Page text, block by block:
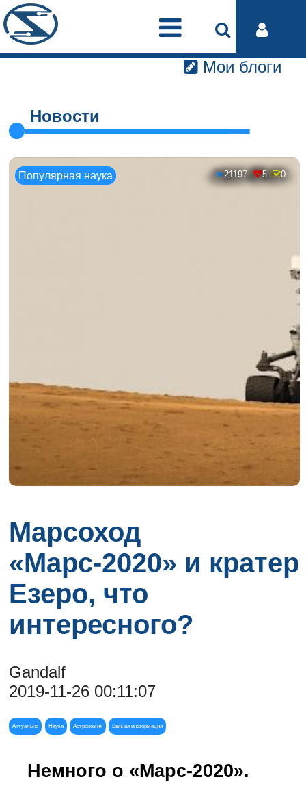
Мои блоги
Новости
Популярная наука 21197 5 0
Марсоход
«Марс-2020» и кратер
Езеро, что
интересного?
Gandalf
2019-11-26 00:11:07
Актуально Наука Астрономия Важная информация
Немного о «Марс-2020».